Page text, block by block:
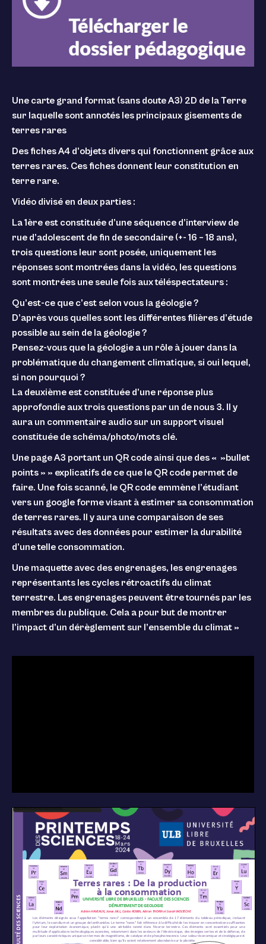
Une carte grand format (sans doute A3) 2D de la Terre
sur laquelle sont annotés les principaux gisements de
terres rares
Des fiches A4 d’objets divers qui fonctionnent grâce aux
terres rares. Ces fiches donnent leur constitution en
terre rare.
Vidéo divisé en deux parties :
La 1ère est constituée d’une séquence d’interview de
rue d’adolescent de fin de secondaire (+- 16 – 18 ans),
trois questions leur sont posée, uniquement les
réponses sont montrées dans la vidéo, les questions
sont montrées une seule fois aux téléspectateurs :
Qu’est-ce que c’est selon vous la géologie ?
D’après vous quelles sont les différentes filières d’étude
possible au sein de la géologie ?
Pensez-vous que la géologie a un rôle à jouer dans la
problématique du changement climatique, si oui lequel,
si non pourquoi ?
La deuxième est constituée d’une réponse plus
approfondie aux trois questions par un de nous 3. Il y
aura un commentaire audio sur un support visuel
constituée de schéma/photo/mots clé.
Une page A3 portant un QR code ainsi que des « »bullet
points » » explicatifs de ce que le QR code permet de
faire. Une fois scanné, le QR code emmène l’étudiant
vers un google forme visant à estimer sa consommation
de terres rares. Il y aura une comparaison de ses
résultats avec des données pour estimer la durabilité
d’une telle consommation.
Une maquette avec des engrenages, les engrenages
représentants les cycles rétroactifs du climat
terrestre. Les engrenages peuvent être tournés par les
membres du publique. Cela a pour but de montrer
l’impact d’un dérèglement sur l’ensemble du climat »